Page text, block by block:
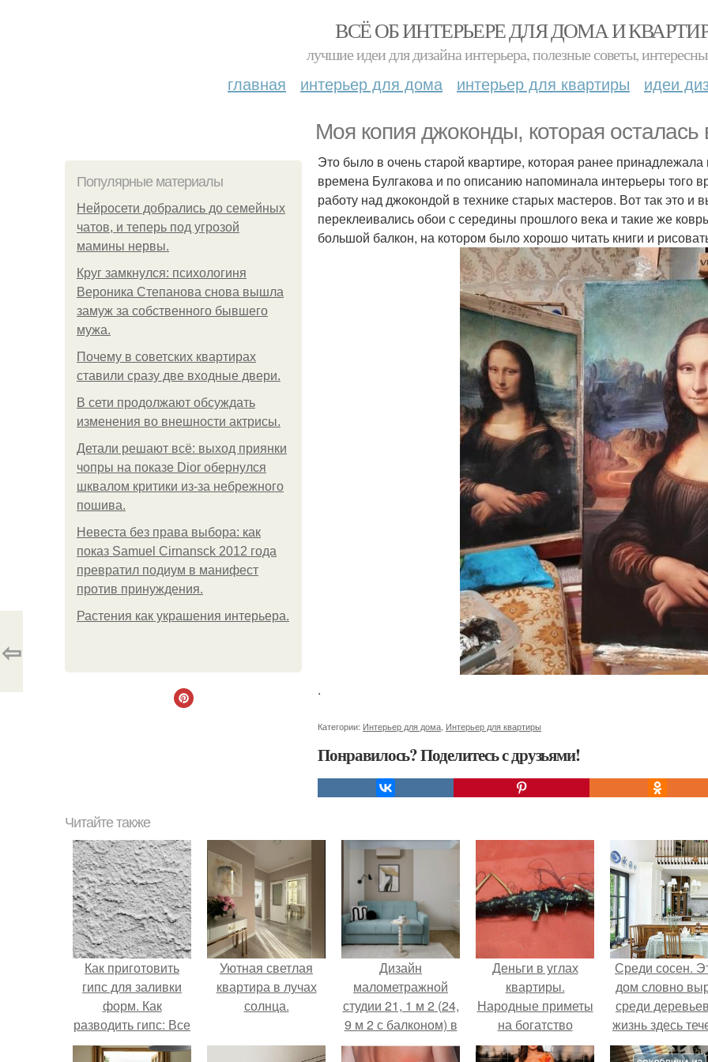
ВСЁ ОБ ИНТЕРЬЕРЕ ДЛЯ ДОМА И
лучшие идеи для дизайна интерьера, полезные советы,
главная интерьер для дома интерьер для квартиры идеи
Моя копия джоконды, которая
Популярные материалы
Нейросети добрались до семейных
чатов, и теперь под угрозой
мамины нервы.
Круг замкнулся: психологиня
Вероника Степанова снова вышла
замуж за собственного бывшего
мужа.
Почему в советских квартирах
ставили сразу две входные двери.
В сети продолжают обсуждать
изменения во внешности актрисы.
Детали решают всё: выход приянки
чопры на показе Dior обернулся
шквалом критики из-за небрежного
пошива.
Невеста без права выбора: как
показ Samuel Cirnansck 2012 года
превратил подиум в манифест
против принуждения.
Растения как украшения интерьера.
Это было в очень старой квартире, которая ранее
времена Булгакова и по описанию напоминала интерьеры того
работу над джокондой в технике старых мастеров. Вот так это и
переклеивались обои с середины прошлого века и такие же
большой балкон, на котором было хорошо читать книги и
.
Категории: Интерьер для дома Интерьер для квартиры
Понравилось? Поделитесь с друзьями!
⇦
Читайте также
Как приготовить
гипс для заливки
форм. Как
разводить гипс: Все
о приготовлении
Уютная светлая
квартира в лучах
солнца.
Дизайн
малометражной
студии 21, 1 м 2 (24,
9 м 2 с балконом) в
Краснодаре.
Деньги в углах
квартиры.
Народные приметы
на богатство
Среди сосен.
дом словно
среди
жизнь здесь
собственном